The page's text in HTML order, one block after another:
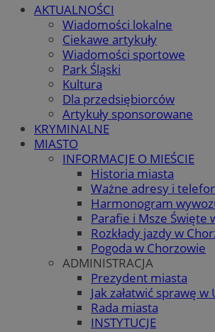
AKTUALNOŚCI
Wiadomości lokalne
Ciekawe artykuły
Wiadomości sportowe
Park Śląski
Kultura
Dla przedsiębiorców
Artykuły sponsorowane
KRYMINALNE
MIASTO
INFORMACJE O MIEŚCIE
Historia miasta
Ważne adresy i
Harmonogram
Parafie i Msze Święte
Rozkłady jazdy w
Pogoda w Chorzowie
ADMINISTRACJA
Prezydent miasta
Jak załatwić sprawę
Rada miasta
INSTYTUCJE